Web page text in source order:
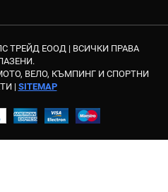
ТРЕЙД ЕООД | ВСИЧКИ ПРАВА
ВЕЛО, КЪМПИНГ И СПОРТНИ
| SITEMAP